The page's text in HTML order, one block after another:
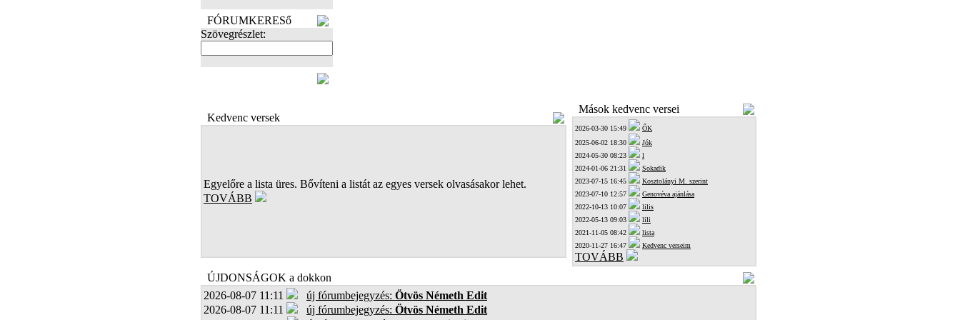
FÓRUMKERESő
Szövegrészlet:
Kedvenc versek
Egyelőre a lista üres. Bővíteni a listát az egyes versek olvasásakor lehet.
TOVÁBB
Mások kedvenc versei
2026-03-30 15:49
ŐK
2025-06-02 18:30
Jók
2024-05-30 08:23
l
2024-01-06 21:31
Sokadik
2023-07-15 16:45
Kosztolányi M. szerint
2023-07-10 12:57
Genovéva ajánlása
2022-10-13 10:07
lilis
2022-05-13 09:03
lili
2021-11-05 08:42
lista
2020-11-27 16:47
Kedvenc verseim
TOVÁBB
ÚJDONSÁGOK a dokkon
2026-08-07 11:11
új fórumbejegyzés: Ötvös Németh Edit
2026-08-07 11:11
új fórumbejegyzés: Ötvös Németh Edit